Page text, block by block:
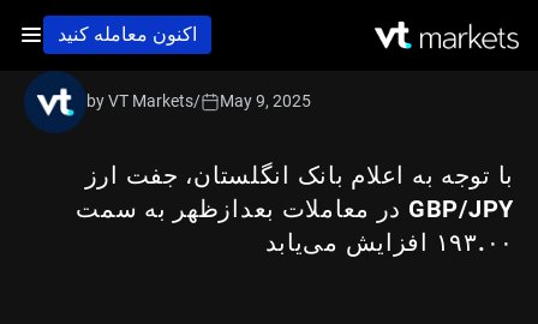
اکنون معامله کنید
با توجه به اعلام بانک انگلستان، جفت ارز
GBP/JPY در معاملات بعدازظهر به سمت
۱۹۳.۰۰ افزایش می‌یابد
by VT Markets/ May 9, 2025